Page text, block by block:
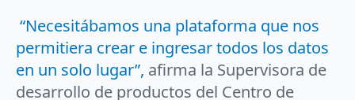
“Necesitábamos una plataforma que nos
permitiera crear e ingresar todos los datos
en un solo lugar”, afirma la Supervisora de
desarrollo de productos del Centro de